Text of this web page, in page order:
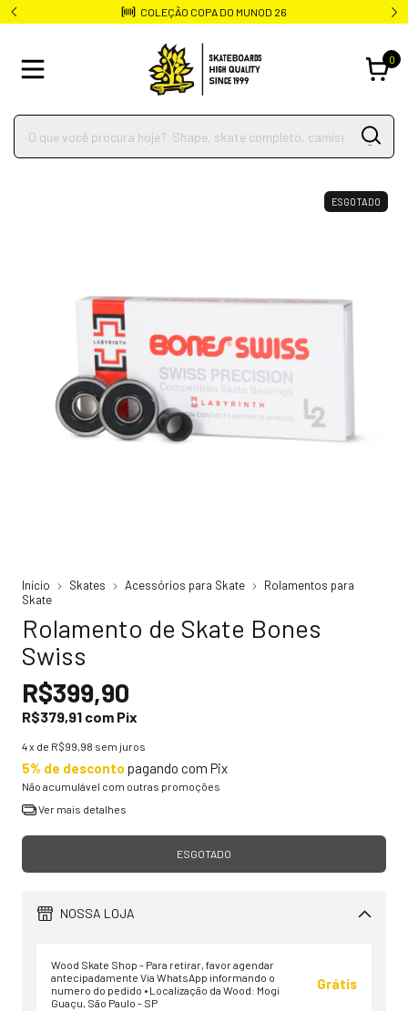
COLEÇÃO COPA DO MUNOD 26
0
ESGOTADO
Início Skates Acessórios para Skate
Rolamentos para
Skate
Rolamento de Skate Bones
Swiss
R$399,90
R$379,91 com Pix
4x de R$99,98 sem juros
5% de desconto pagando com Pix
Não acumulável com outras promoções
Ver mais detalhes
NOSSA LOJA
Wood Skate Shop - Para retirar, favor agendar
antecipadamente Via WhatsApp informando o
numero do pedido • Localização da Wood: Mogi
Guaçu, São Paulo - SP
Grátis